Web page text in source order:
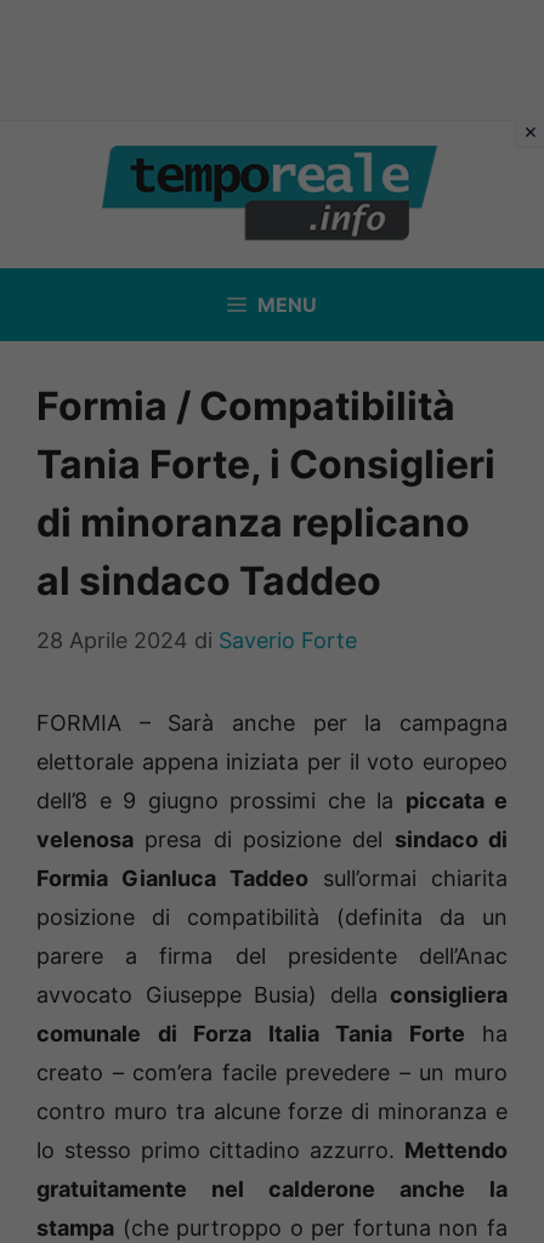
contenuto
MENU
Formia / Compatibilità
Tania Forte, i Consiglieri
di minoranza replicano
al sindaco Taddeo
28 Aprile 2024 di Saverio Forte
FORMIA – Sarà anche per la campagna
elettorale appena iniziata per il voto europeo
dell’8 e 9 giugno prossimi che la piccata e
velenosa presa di posizione del sindaco di
Formia Gianluca Taddeo sull’ormai chiarita
posizione di compatibilità (definita da un
parere a firma del presidente dell’Anac
avvocato Giuseppe Busia) della consigliera
comunale di Forza Italia Tania Forte ha
creato – com’era facile prevedere – un muro
contro muro tra alcune forze di minoranza e
lo stesso primo cittadino azzurro. Mettendo
gratuitamente nel calderone anche la
stampa (che purtroppo o per fortuna non fa